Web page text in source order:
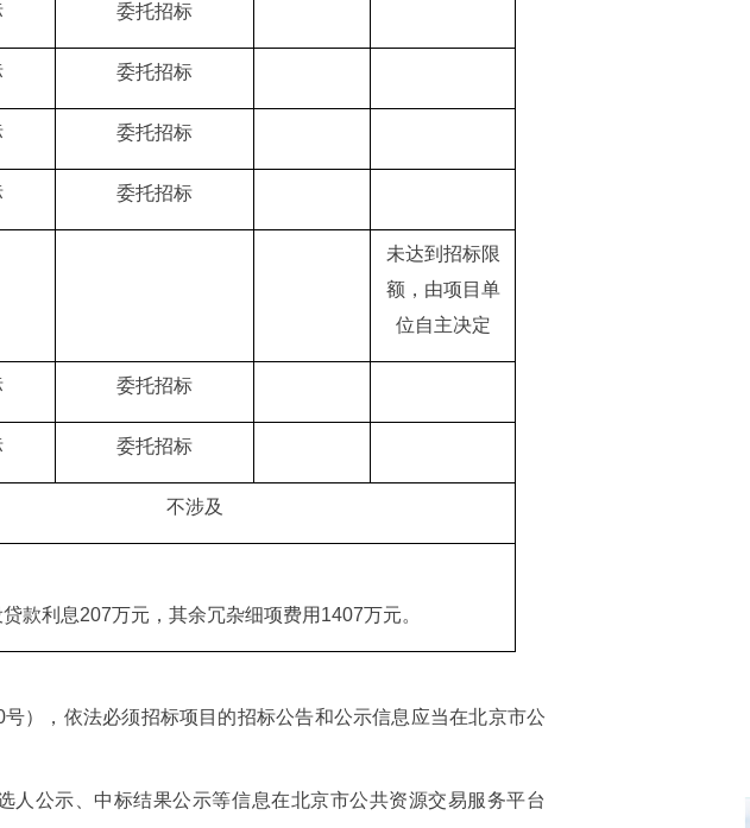
委托招标
委托招标
委托招标
委托招标
未达到招标限
额，由项目单
位自主决定
委托招标
委托招标
不涉及
款利息207万元，其余冗杂细项费用1407万元。
），依法必须招标项目的招标公告和公示信息应当在北京市公
公示、中标结果公示等信息在北京市公共资源交易服务平台